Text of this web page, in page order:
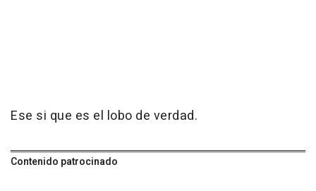
Ese si que es el lobo de verdad.
Contenido patrocinado